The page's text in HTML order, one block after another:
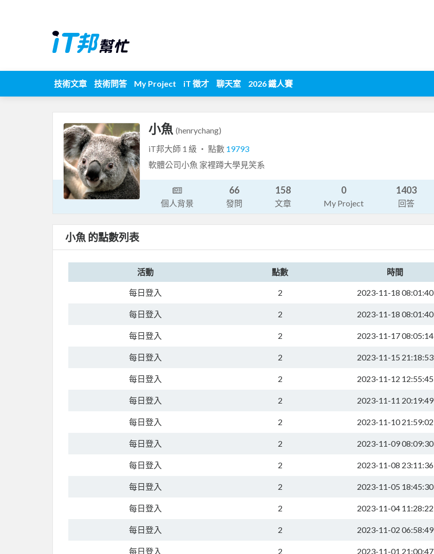
技術文章 技術問答 My Project iT 徵才 聊天室 2026 鐵人賽
小魚 (henrychang)
iT邦大師 1 級 ‧ 點數 19793
軟體公司小魚 家裡蹲大學見笑系
個人背景
66
發問
158
文章
0
My Project
1403
回答
小魚 的點數列表
活動 點數 時間
每日登入 2 2023-11-18 08:01:40
每日登入 2 2023-11-18 08:01:40
每日登入 2 2023-11-17 08:05:14
每日登入 2 2023-11-15 21:18:53
每日登入 2 2023-11-12 12:55:45
每日登入 2 2023-11-11 20:19:49
每日登入 2 2023-11-10 21:59:02
每日登入 2 2023-11-09 08:09:30
每日登入 2 2023-11-08 23:11:36
每日登入 2 2023-11-05 18:45:30
每日登入 2 2023-11-04 11:28:22
每日登入 2 2023-11-02 06:58:49
每日登入 2 2023-11-01 21:00:47